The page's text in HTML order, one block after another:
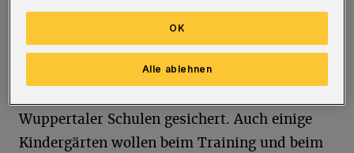
kostenlosen Karten waren über das Sport- und
Bäderamt der Stadt verteilt worden.
Wuppertaler Schulen gesichert. Auch einige
Kindergärten wollen beim Training und beim
Alle ablehnen
OK